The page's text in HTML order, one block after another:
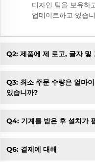
디자인 팀을 보유하
업데이트하고 있습
Q2: 제품에 제 로고, 글자 및
Q3: 최소 주문 수량은 얼마
있습니까?
Q4: 기계를 받은 후 설치가
Q6: 결제에 대해